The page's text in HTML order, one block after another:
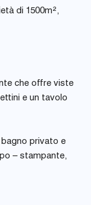
di 1500m²,
che offre viste
e un tavolo
privato e
– stampante,